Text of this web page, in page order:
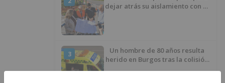
dejar atrás su aislamiento con el
3
Un hombre de 80 años resulta
herido en Burgos tras la colisión